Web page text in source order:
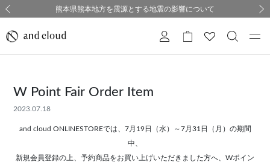
採用のご案内
熊本県熊本地方を震源とする地震の影響について
夏季休業についてのご案内
購入証明書ペーパーレス化のお知らせ
採用のご案内
熊本県熊本地方を震源とする地震の影響について
W Point Fair Order Item
2023.07.18
and cloud ONLINESTOREでは、7月19日（水）～7月31日（月）の期間
中、
新規会員登録の上、予約商品をお買い上げいただきました方へ、Wポイン